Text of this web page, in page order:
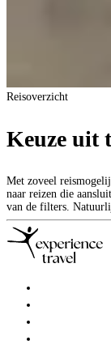
Reisoverzicht
Keuze uit
Met zoveel
naar reizen die
van de filters.